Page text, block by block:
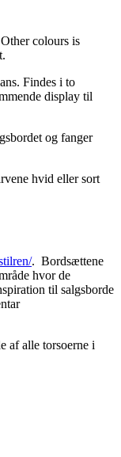
colours is
Findes i to
display til
og fanger
hvid eller sort
. Bordsættene
hvor de
til salgsborde
af alle torsoerne i